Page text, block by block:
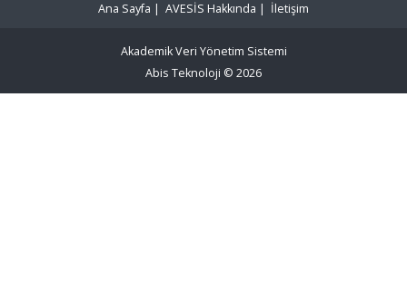
Ana Sayfa | AVESİS Hakkında | İletişim
Akademik Veri Yönetim Sistemi
Abis Teknoloji © 2026